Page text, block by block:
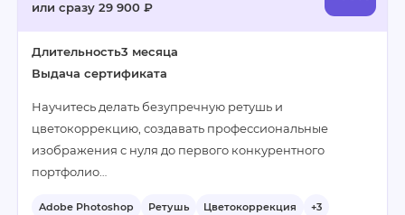
или сразу 29 900 ₽
Длительность3 месяца
Выдача сертификата
Научитесь делать безупречную ретушь и
цветокоррекцию, создавать профессиональные
изображения с нуля до первого конкурентного
портфолио…
Adobe Photoshop Ретушь Цветокоррекция +3